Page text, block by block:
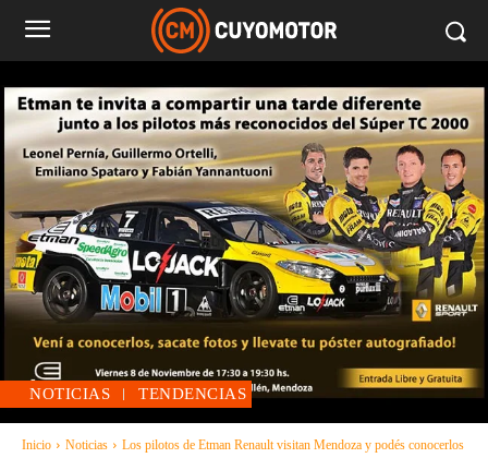
NOTICIAS TENDENCIAS
Inicio Noticias Los pilotos de Etman Renault visitan Mendoza y podés conocerlos